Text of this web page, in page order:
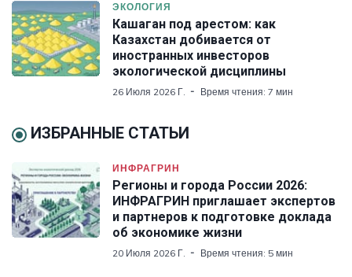
ЭКОЛОГИЯ
Кашаган под арестом: как
Казахстан добивается от
иностранных инвесторов
экологической дисциплины
26 Июля 2026 Г. Время чтения: 7 мин
ИЗБРАННЫЕ СТАТЬИ
ИНФРАГРИН
Регионы и города России 2026:
ИНФРАГРИН приглашает экспертов
и партнеров к подготовке доклада
об экономике жизни
20 Июля 2026 Г. Время чтения: 5 мин